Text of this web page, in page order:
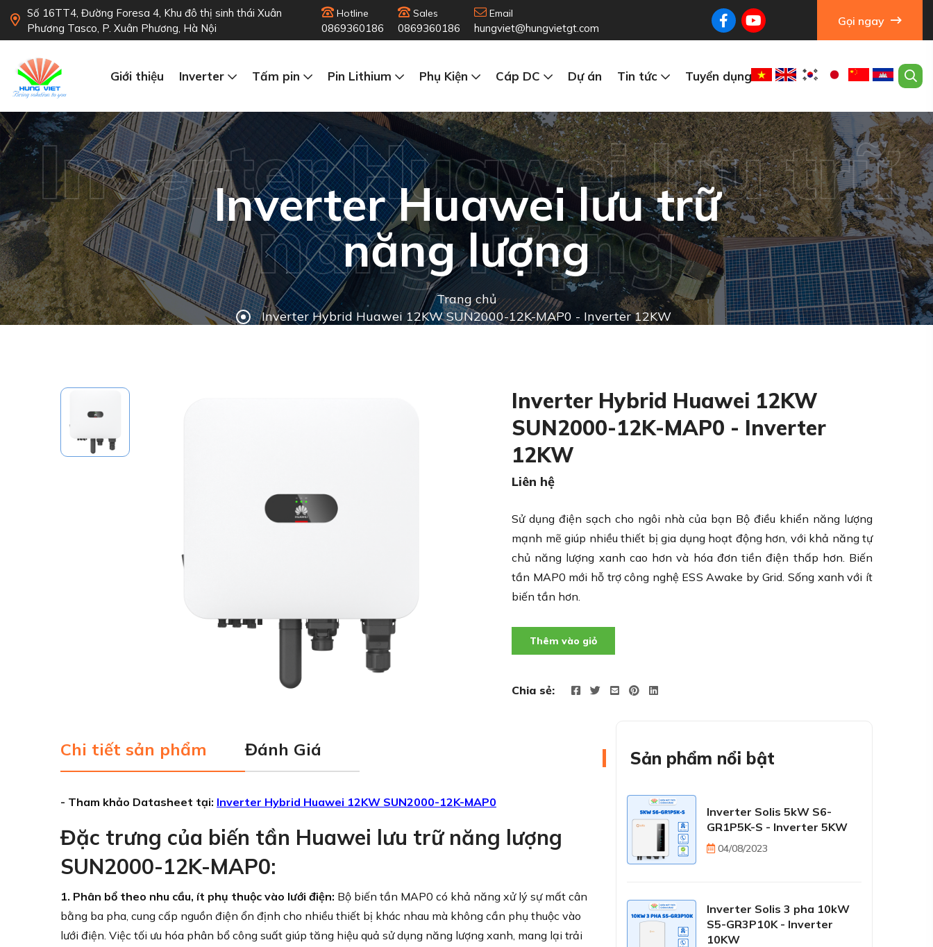
Số 16TT4, Đường Foresa 4, Khu đô thị sinh thái Xuân
Phương Tasco, P. Xuân Phương, Hà Nội
Hotline
0869360186
Sales
0869360186
Email
hungviet@hungvietgt.com Gọi ngay
Giới thiệu Inverter Tấm pin Pin Lithium Phụ Kiện Cáp DC Dự án Tin tức Tuyển dụng
Inverter Huawei lưu trữ
năng lượng
Inverter Huawei lưu trữ
năng lượng
Trang chủ
Inverter Hybrid Huawei 12KW SUN2000-12K-MAP0 - Inverter 12KW
Inverter Hybrid Huawei 12KW
SUN2000-12K-MAP0 - Inverter
12KW
Liên hệ
Sử dụng điện sạch cho ngôi nhà của bạn Bộ điều khiển năng lượng
mạnh mẽ giúp nhiều thiết bị gia dụng hoạt động hơn, với khả năng tự
chủ năng lượng xanh cao hơn và hóa đơn tiền điện thấp hơn. Biến
tần MAP0 mới hỗ trợ công nghệ ESS Awake by Grid. Sống xanh với ít
biến tần hơn.
Thêm vào giỏ
Chia sẻ:
Chi tiết sản phẩm Đánh Giá
- Tham khảo Datasheet tại: Inverter Hybrid Huawei 12KW SUN2000-12K-MAP0
Đặc trưng của biến tần Huawei lưu trữ năng lượng
SUN2000-12K-MAP0:
1. Phân bổ theo nhu cầu, ít phụ thuộc vào lưới điện: Bộ biến tần MAP0 có khả năng xử lý sự mất cân
bằng ba pha, cung cấp nguồn điện ổn định cho nhiều thiết bị khác nhau mà không cần phụ thuộc vào
lưới điện. Việc tối ưu hóa phân bổ công suất giúp tăng hiệu quả sử dụng năng lượng xanh, mang lại trải
Sản phẩm nổi bật
Inverter Solis 5kW S6-
GR1P5K-S - Inverter 5KW
04/08/2023
Inverter Solis 3 pha 10kW
S5-GR3P10K - Inverter
10KW